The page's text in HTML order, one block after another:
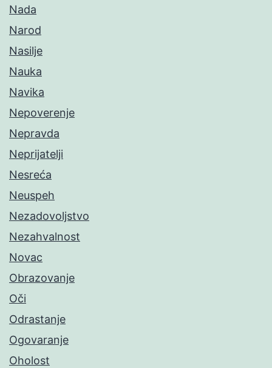
Nada
Narod
Nasilje
Nauka
Navika
Nepoverenje
Nepravda
Neprijatelji
Nesreća
Neuspeh
Nezadovoljstvo
Nezahvalnost
Novac
Obrazovanje
Oči
Odrastanje
Ogovaranje
Oholost